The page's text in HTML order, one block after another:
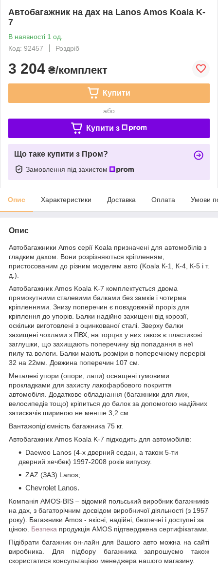
Автобагажник на дах на Lanos Amos Koala K-
7
В наявності 1 од.
Код: 92457
Роздріб
3 204 ₴/комплект
Купити
або
Купити з
Що таке купити з Пром?
Замовлення під захистом
Опис Характеристики Доставка Оплата Умови
Опис
Автобагажники Amos серії Koala призначені для автомобілів з
гладким дахом. Вони розрізняються кріпленням,
пристосованим до різним моделям авто (Koala К-1, К-4, К-5 і т.
д.).
Автобагажник Amos Koala K-7 комплектується двома
прямокутними сталевими балками без замків і чотирма
кріпленнями. Знизу поперечин є повздовжній проріз для
кріплення до упорів. Балки надійно захищені від корозії,
оскільки виготовлені з оцинкованої сталі. Зверху балки
захищені чохлами з ПВХ, на торцях у них також є пластикові
заглушки, що захищають поперечину від попадання в неї
пилу та вологи. Балки мають розміри в поперечному перерізі
32 на 22мм. Довжина поперечин 107 см.
Металеві упори (опори, лапи) оснащені гумовими
прокладками для захисту лакофарбового покриття
автомобіля. Додаткове обладнання (багажники для лиж,
велосипедів тощо) кріпиться до балок за допомогою надійних
затискачів шириною не менше 3,2 см.
Вантажопід'ємність багажника 75 кг.
Автобагажник Amos Koala K-7 підходить для автомобілів:
Daewoo Lanos (4-х дверний седан, а також 5-ти
дверний хечбек) 1997-2008 років випуску.
ZAZ (ЗАЗ) Lanos;
Chevrolet Lanos.
Компанія AMOS-BIS – відомий польський виробник багажників
на дах, з багаторічним досвідом виробничої діяльності (з 1957
року). Багажники Amos - якісні, надійні, безпечні і доступні за
ціною. Безпека продукція AMOS підтверджена сертифікатами.
Підібрати багажник он-лайн для Вашого авто можна на сайті
виробника. Для підбору багажника запрошуємо також
скористатися консультацією менеджера нашого магазину.